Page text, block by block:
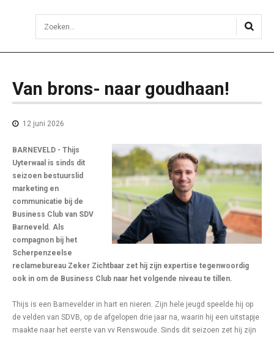
sisea.search
Van brons- naar goudhaan!
12 juni 2026
BARNEVELD - Thijs
Uyterwaal is sinds dit
seizoen bestuurslid
marketing en
communicatie bij de
Business Club van SDV
Barneveld. Als
compagnon bij het
Scherpenzeelse
reclamebureau Zeker Zichtbaar zet hij zijn expertise tegenwoordig
ook in om de Business Club naar het volgende niveau te tillen.
Thijs is een Barnevelder in hart en nieren. Zijn hele jeugd speelde hij op
de velden van SDVB, op de afgelopen drie jaar na, waarin hij een uitstapje
maakte naar het eerste van vv Renswoude. Sinds dit seizoen zet hij zijn